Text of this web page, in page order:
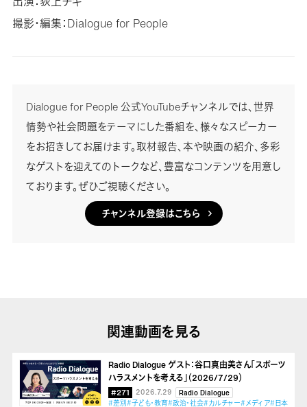
撮影・編集：Dialogue for People
Dialogue for People 公式YouTubeチャンネルでは、世界
情勢や社会問題をテーマにした番組を、様々なスピーカー
をお招きしてお届けます。取材報告、本や映画の紹介、多彩
なゲストを迎えてのトークなど、豊富なコンテンツを用意し
ております。ぜひご視聴ください。
チャンネル登録はこちら
関連動画を見る
Radio Dialogue ゲスト：谷口真由美さん「スポーツ
ハラスメントを考える」（2026/7/29）
#271 2026.7.29
Radio Dialogue
#差別#子ども・教育#政治・社会#カルチャー#メディア#日本